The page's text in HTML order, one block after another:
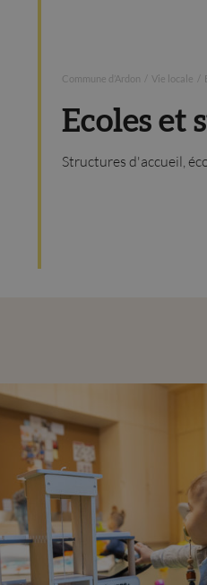
Commune d’Ardon Vie locale
Ecoles et
Structures d'accueil,